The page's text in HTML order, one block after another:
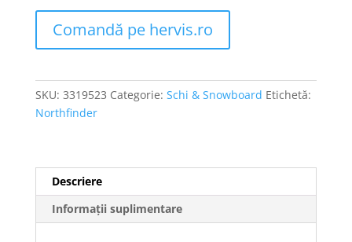
Comandă pe hervis.ro
SKU: 3319523 Categorie: Schi & Snowboard Etichetă:
Northfinder
Descriere
Informații suplimentare